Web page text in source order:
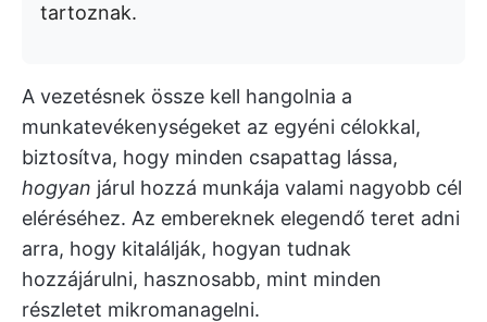
tartoznak.
A vezetésnek össze kell hangolnia a
munkatevékenységeket az egyéni célokkal,
biztosítva, hogy minden csapattag lássa,
hogyan járul hozzá munkája valami nagyobb cél
eléréséhez. Az embereknek elegendő teret adni
arra, hogy kitalálják, hogyan tudnak
hozzájárulni, hasznosabb, mint minden
részletet mikromanagelni.